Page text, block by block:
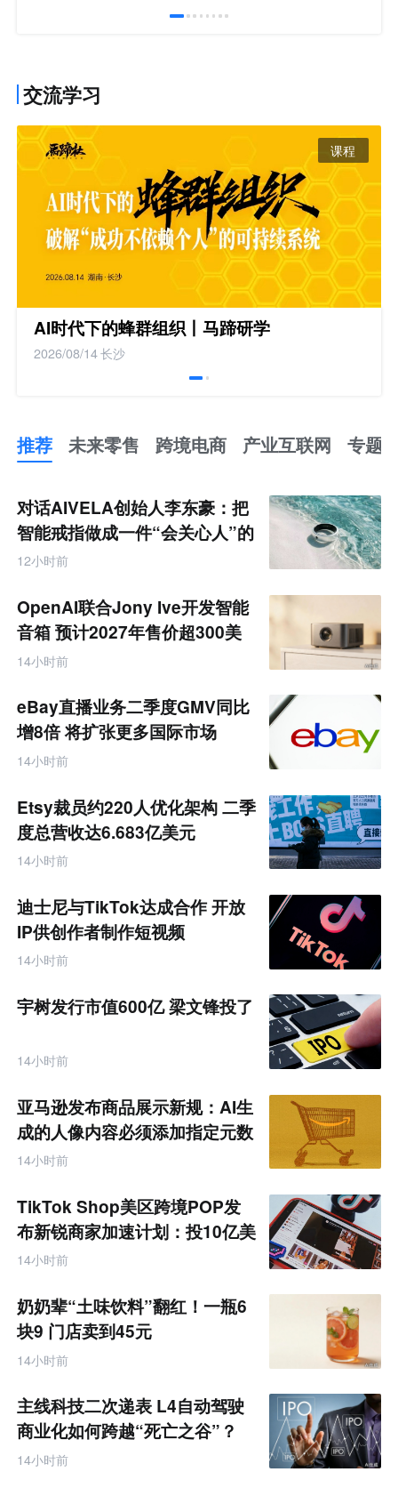
交流学习
课程
AI时代下的蜂群组织丨马蹄研学
2026/08/14长沙
推荐 未来零售 跨境电商 产业互联网 专题
来
零
售
跨
境
产
业
互
联
网
对话AIVELA创始人李东豪：把
智能戒指做成一件“会关心人”的
饰品
12小时前
OpenAI联合Jony Ive开发智能
音箱 预计2027年售价超300美
元
14小时前
eBay直播业务二季度GMV同比
增8倍 将扩张更多国际市场
14小时前
Etsy裁员约220人优化架构 二季
度总营收达6.683亿美元
14小时前
迪士尼与TikTok达成合作 开放
IP供创作者制作短视频
14小时前
宇树发行市值600亿 梁文锋投了
14小时前
亚马逊发布商品展示新规：AI生
成的人像内容必须添加指定元数
据
14小时前
TikTok Shop美区跨境POP发
布新锐商家加速计划：投10亿美
金资源帮扶四类商家
14小时前
奶奶辈“土味饮料”翻红！一瓶6
块9 门店卖到45元
14小时前
主线科技二次递表 L4自动驾驶
商业化如何跨越“死亡之谷”？
14小时前